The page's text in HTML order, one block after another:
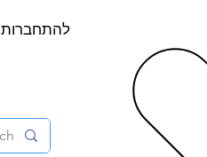
להתחברות